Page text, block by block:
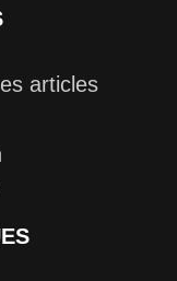
articles